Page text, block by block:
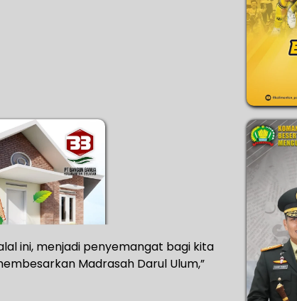
ini, menjadi penyemangat bagi kita
Madrasah Darul Ulum,”